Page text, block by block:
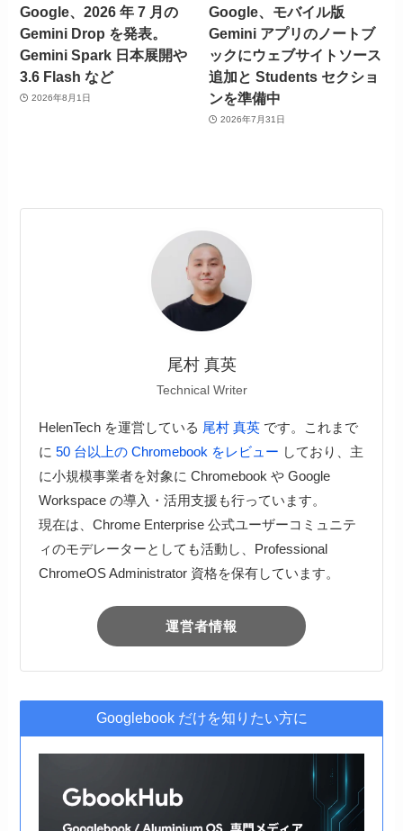
Google、2026 年 7 月の
Gemini Drop を発表。
Gemini Spark 日本展開や
3.6 Flash など
2026年8月1日
Google、モバイル版
Gemini アプリのノートブ
ックにウェブサイトソース
追加と Students セクショ
ンを準備中
2026年7月31日
尾村 真英
Technical Writer
HelenTech を運営している 尾村 真英です。これまで
に 50 台以上の Chromebook をレビュー しており、主
に小規模事業者を対象に Chromebook や Google
Workspace の導入・活用支援も行っています。
現在は、Chrome Enterprise 公式ユーザーコミュニテ
ィのモデレーターとしても活動し、Professional
ChromeOS Administrator 資格を保有しています。
運営者情報
Googlebook だけを知りたい方に